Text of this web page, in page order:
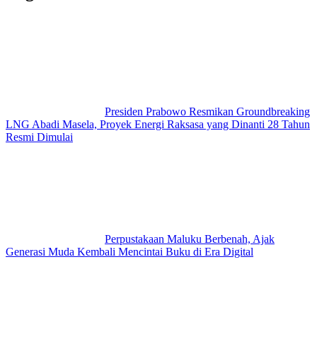
Presiden Prabowo Resmikan Groundbreaking
LNG Abadi Masela, Proyek Energi Raksasa yang Dinanti 28 Tahun
Resmi Dimulai
Perpustakaan Maluku Berbenah, Ajak
Generasi Muda Kembali Mencintai Buku di Era Digital